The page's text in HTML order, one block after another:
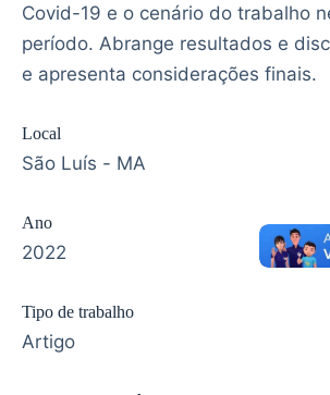
Covid-19 e o cenário do trabalho
período. Abrange resultados e
e apresenta considerações finais.
Local
São Luís - MA
Ano
2022
Tipo de trabalho
Artigo